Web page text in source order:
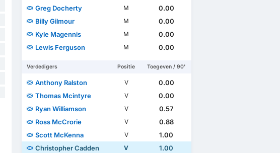
Greg Docherty
M
0.00
Billy Gilmour
M
0.00
Kyle Magennis
M
0.00
Lewis Ferguson
M 0.00
Verdedigers Positie Toegeven / 90'
Anthony Ralston V
0.00
Thomas Mcintyre
V
0.00
Ryan Williamson
V
0.57
Ross McCrorie
V
0.88
Scott McKenna
V
1.00
Christopher Cadden
V
1.00